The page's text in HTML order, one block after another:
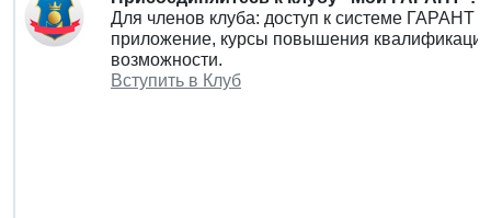
Для членов клуба: доступ к системе ГАРАНТ
приложение, курсы повышения
возможности.
Вступить в Клуб